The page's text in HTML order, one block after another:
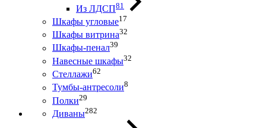
Из ЛДСП81
Шкафы угловые17
Шкафы витрина32
Шкафы-пенал39
Навесные шкафы32
Стеллажи62
Тумбы-антресоли8
Полки29
Диваны282